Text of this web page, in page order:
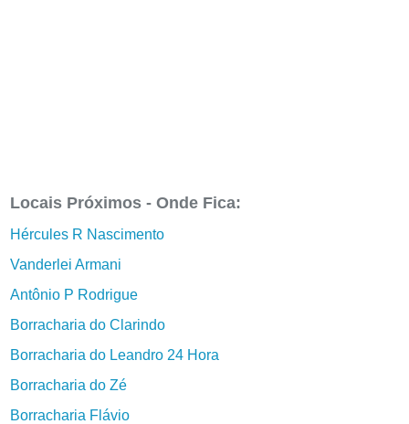
Locais Próximos - Onde Fica:
Hércules R Nascimento
Vanderlei Armani
Antônio P Rodrigue
Borracharia do Clarindo
Borracharia do Leandro 24 Hora
Borracharia do Zé
Borracharia Flávio